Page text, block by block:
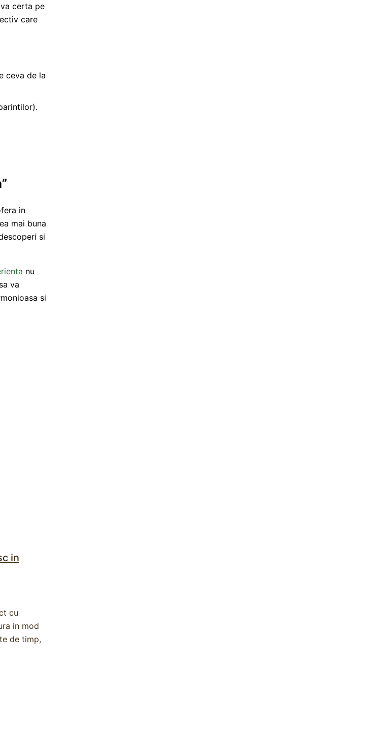
certa pe
care
ceva de la
in
mai buna
si
nu
va
si
in
cu
in mod
de timp,